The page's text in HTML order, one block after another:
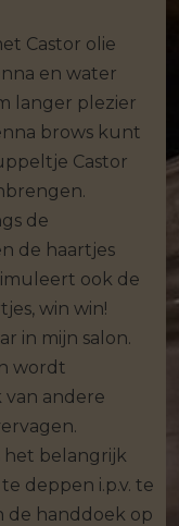
Castor olie
en water
langer plezier
brows kunt
Castor
de
de haartjes
ook de
win win!
in mijn salon.
wordt
andere
het belangrijk
deppen i.p.v. te
de handdoek op